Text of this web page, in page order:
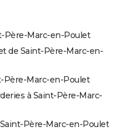
Père-Marc-en-Poulet
de Saint-Père-Marc-en-
Père-Marc-en-Poulet
à Saint-Père-Marc-
Père-Marc-en-Poulet